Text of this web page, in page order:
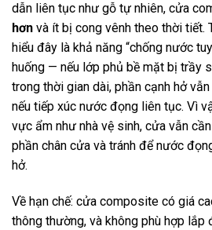
dẫn liên tục như gỗ tự nhiên, cửa
hơn và ít bị cong vênh theo thời tiết.
hiểu đây là khả năng “chống nước
huống — nếu lớp phủ bề mặt bị trầy
trong thời gian dài, phần cạnh hở
nếu tiếp xúc nước đọng liên tục. Vì
vực ẩm như nhà vệ sinh, cửa vẫn
phần chân cửa và tránh để nước
hở.
Về hạn chế: cửa composite có giá
thông thường, và không phù hợp